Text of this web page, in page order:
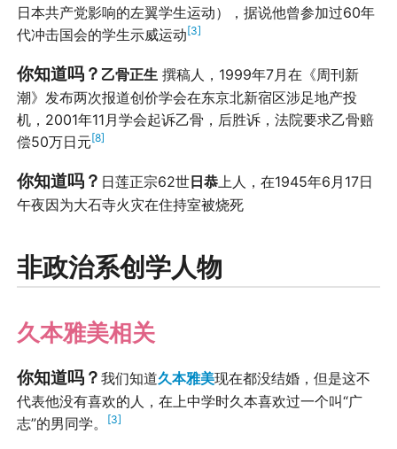
日本共产党影响的左翼学生运动），据说他曾参加过60年
代冲击国会的学生示威运动[3]
你知道吗？乙骨正生 撰稿人，1999年7月在《周刊新
潮》发布两次报道创价学会在东京北新宿区涉足地产投
机，2001年11月学会起诉乙骨，后胜诉，法院要求乙骨赔
偿50万日元[8]
你知道吗？ 日莲正宗62世日恭 上人，在1945年6月17日
午夜因为大石寺火灾在住持室被烧死
非政治系创学人物
久本雅美相关
你知道吗？我们知道久本雅美现在都没结婚，但是这不
代表他没有喜欢的人，在上中学时久本喜欢过一个叫“广
志”的男同学。
[3]